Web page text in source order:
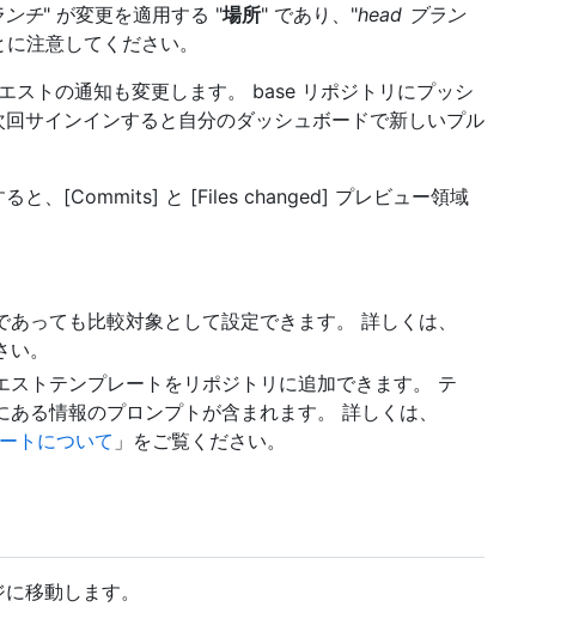
チ" が変更を適用する "場所" であり、"head ブラン
注意してください。
ストの通知も変更します。 base リポジトリにプッシ
サインインすると自分のダッシュボードで新しいプル
ると、[Commits] と [Files changed] プレビュー領域
っても比較対象として設定できます。 詳しくは、
。
トテンプレートをリポジトリに追加できます。 テ
る情報のプロンプトが含まれます。 詳しくは、
トについて 」をご覧ください。
移動します。